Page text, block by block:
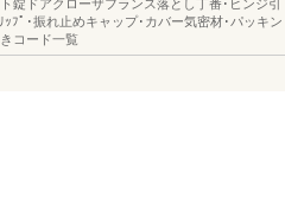
錠ドアクローザフランス落とし丁番･ヒンジ引
ｯﾌﾟ･振れ止めキャップ･カバー気密材･パッキン
コード一覧